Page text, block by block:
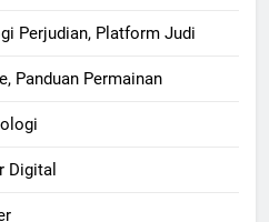
Perjudian, Platform Judi
Panduan Permainan
Digital